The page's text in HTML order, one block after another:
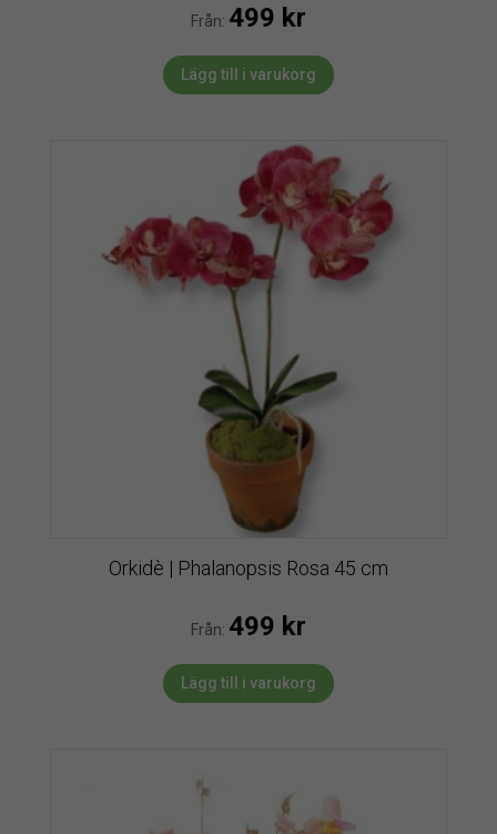
Från: 499 kr
Lägg till i varukorg
Orkidè | Phalanopsis Rosa 45 cm
Från: 499 kr
Lägg till i varukorg